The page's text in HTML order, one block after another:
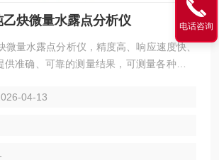
炔微量水露点分析仪
微量水露点分析仪，精度高、响应速度快、
准确、可靠的测量结果，可测量各种气体
是在生产过程控制、产品质量保证还是实验
04-13
电话咨询